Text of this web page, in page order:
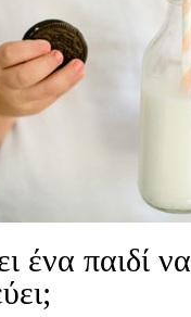
ένα παιδί να